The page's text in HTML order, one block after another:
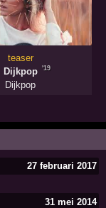
teaser
Dijkpop
'19
Dijkpop
27 februari 2017
31 mei 2014